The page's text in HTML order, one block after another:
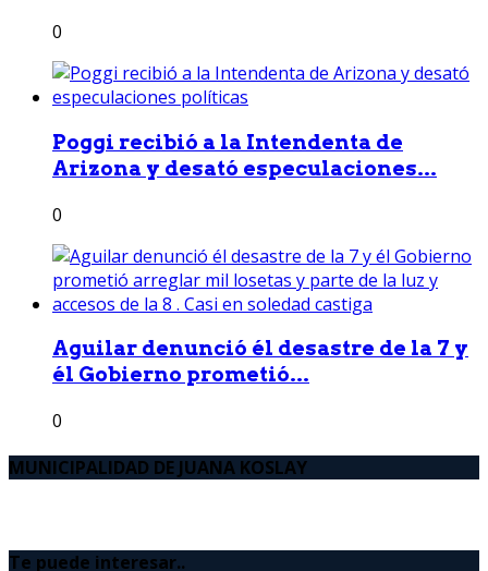
0
Poggi recibió a la Intendenta de
Arizona y desató especulaciones...
0
Aguilar denunció él desastre de la 7 y
él Gobierno prometió...
0
MUNICIPALIDAD DE JUANA KOSLAY
Te puede interesar..